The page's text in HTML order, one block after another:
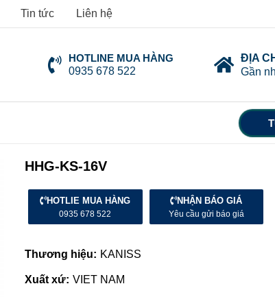
Tin tức Liên hệ
HOTLINE MUA HÀNG
0935 678 522
ĐỊA
Gần
HHG-KS-16V
HOTLIE MUA HÀNG
0935 678 522
NHẬN BÁO GIÁ
Yêu cầu gửi báo giá
Thương hiệu: KANISS
Xuất xứ: VIET NAM